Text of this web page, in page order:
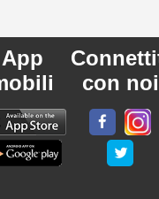
App
con noi